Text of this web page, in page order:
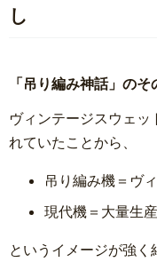
し
「吊り編み神話」のそ
ヴィンテージスウェッ
れていたことから、
吊り編み機＝ヴ
現代機＝大量生
というイメージが強く